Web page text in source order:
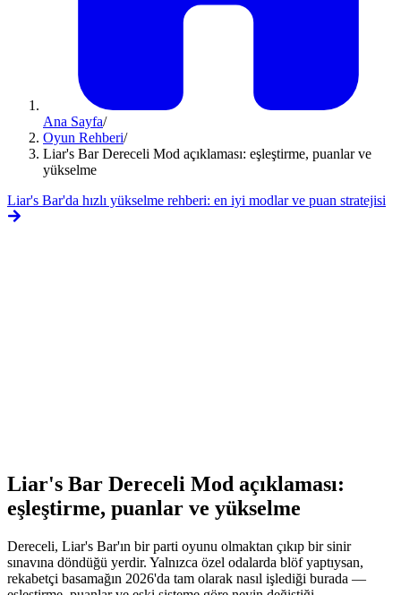
Ana Sayfa/
Oyun Rehberi/
Liar's Bar Dereceli Mod açıklaması: eşleştirme, puanlar ve
yükselme
Liar's Bar'da hızlı yükselme rehberi: en iyi modlar ve puan stratejisi
Liar's Bar Dereceli Mod açıklaması:
eşleştirme, puanlar ve yükselme
Dereceli, Liar's Bar'ın bir parti oyunu olmaktan çıkıp bir sinir
sınavına döndüğü yerdir. Yalnızca özel odalarda blöf yaptıysan,
rekabetçi basamağın 2026'da tam olarak nasıl işlediği burada —